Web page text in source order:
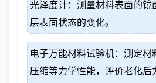
光泽度计：测量材料表面的镜
层表面状态的变化。
电子万能材料试验机：测定材
压缩等力学性能，评价老化后